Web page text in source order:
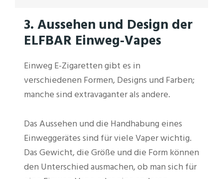
3. Aussehen und Design der
ELFBAR Einweg-Vapes
Einweg E-Zigaretten gibt es in
verschiedenen Formen, Designs und Farben;
manche sind extravaganter als andere.
Das Aussehen und die Handhabung eines
Einweggerätes sind für viele Vaper wichtig.
Das Gewicht, die Größe und die Form können
den Unterschied ausmachen, ob man sich für